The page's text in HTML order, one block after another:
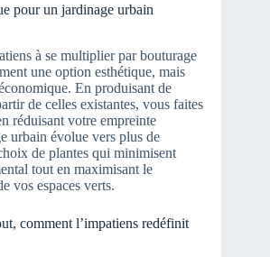
pour un jardinage urbain
à se multiplier par bouturage
une option esthétique, mais
En produisant de
de celles existantes, vous faites
réduisant votre empreinte
urbain évolue vers plus de
de plantes qui minimisent
tout en maximisant le
vos espaces verts.
comment l’impatiens redéfinit